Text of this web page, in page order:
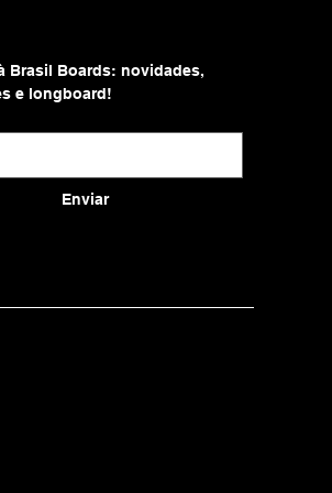
Brasil Boards: novidades,
e longboard!
Enviar
São Paulo/SP, 04612 060, Brasil
+55 11 9 6924 5685